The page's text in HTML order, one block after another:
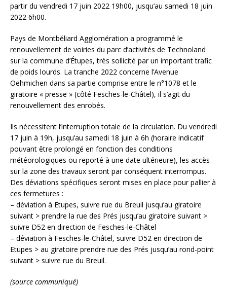
partir du vendredi 17 juin 2022 19h00, jusqu’au samedi 18 juin
2022 6h00.
Pays de Montbéliard Agglomération a programmé le
renouvellement de voiries du parc d’activités de Technoland
sur la commune d’Étupes, très sollicité par un important trafic
de poids lourds. La tranche 2022 concerne l’Avenue
Oehmichen dans sa partie comprise entre le n°1078 et le
giratoire « presse » (côté Fesches-le-Châtel), il s’agit du
renouvellement des enrobés.
Ils nécessitent l’interruption totale de la circulation. Du vendredi
17 juin à 19h, jusqu’au samedi 18 juin à 6h (horaire indicatif
pouvant être prolongé en fonction des conditions
météorologiques ou reporté à une date ultérieure), les accès
sur la zone des travaux seront par conséquent interrompus.
Des déviations spécifiques seront mises en place pour pallier à
ces fermetures :
– déviation à Etupes, suivre rue du Breuil jusqu’au giratoire
suivant > prendre la rue des Prés jusqu’au giratoire suivant >
suivre D52 en direction de Fesches-le-Châtel
– déviation à Fesches-le-Châtel, suivre D52 en direction de
Etupes > au giratoire prendre rue des Prés jusqu’au rond-point
suivant > suivre rue du Breuil.
(source communiqué)